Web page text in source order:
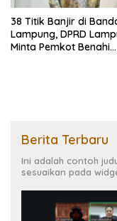
38 Titik Banjir di
Lampung, DPRD
Minta Pemkot Benahi
Berita Terbaru
Ini adalah contoh
sesuaikan pada